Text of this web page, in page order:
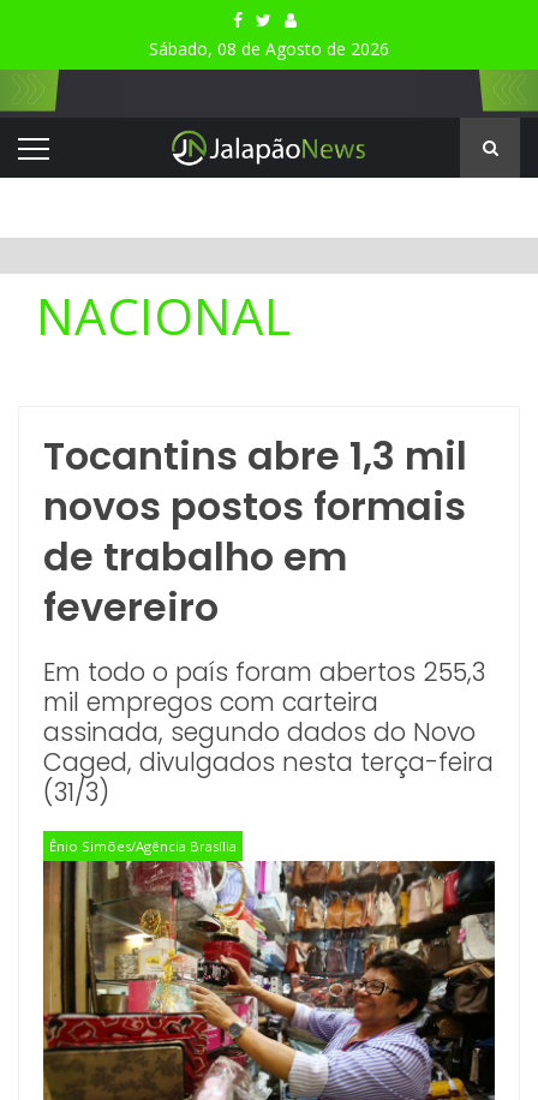
Sábado, 08 de Agosto de 2026
NACIONAL
Tocantins abre 1,3 mil
novos postos formais
de trabalho em
fevereiro
Em todo o país foram abertos 255,3
mil empregos com carteira
assinada, segundo dados do Novo
Caged, divulgados nesta terça-feira
(31/3)
Ênio Simões/Agência Brasília